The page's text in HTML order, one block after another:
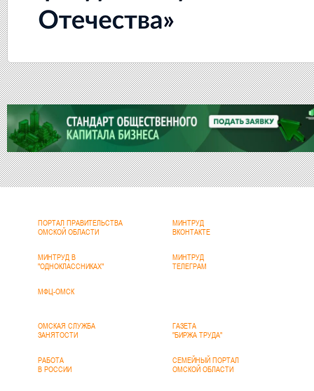
ПОРТАЛ ПРАВИТЕЛЬСТВА
ОМСКОЙ ОБЛАСТИ
МИНТРУД
ВКОНТАКТЕ
МИНТРУД В
"ОДНОКЛАССНИКАХ"
МИНТРУД
ТЕЛЕГРАМ
МФЦ-ОМСК
ОМСКАЯ СЛУЖБА
ЗАНЯТОСТИ
ГАЗЕТА
"БИРЖА ТРУДА"
РАБОТА
В РОССИИ
СЕМЕЙНЫЙ ПОРТАЛ
ОМСКОЙ ОБЛАСТИ